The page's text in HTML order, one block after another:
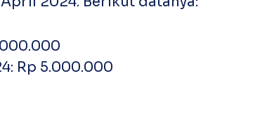
Rp 5.000.000